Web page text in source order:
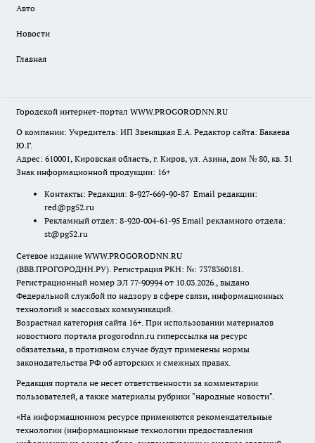
Авто
Новости
Главная
Городской интернет-портал WWW.PROGORODNN.RU
О компании: Учредитель: ИП Звеняцкая Е.А. Редактор сайта: Бакаева
Ю.Г.
Адрес: 610001, Кировская область, г. Киров, ул. Азина, дом № 80, кв. 31
Знак информационной продукции: 16+
Контакты: Редакция: 8-927-669-90-87 Email редакции:
red@pg52.ru
Рекламный отдел: 8-920-004-61-95 Email рекламного отдела:
st@pg52.ru
Сетевое издание WWW.PROGORODNN.RU
(ВВВ.ПРОГОРОДНН.РУ). Регистрация РКН: №: 7378360181.
Регистрационный номер ЭЛ 77-90994 от 10.03.2026., выдано
Федеральной службой по надзору в сфере связи, информационных
технологий и массовых коммуникаций.
Возрастная категория сайта 16+. При использовании материалов
новостного портала progorodnn.ru гиперссылка на ресурс
обязательна, в противном случае будут применены нормы
законодательства РФ об авторских и смежных правах.
Редакция портала не несет ответственности за комментарии
пользователей, а также материалы рубрики "народные новости".
«На информационном ресурсе применяются рекомендательные
технологии (информационные технологии предоставления